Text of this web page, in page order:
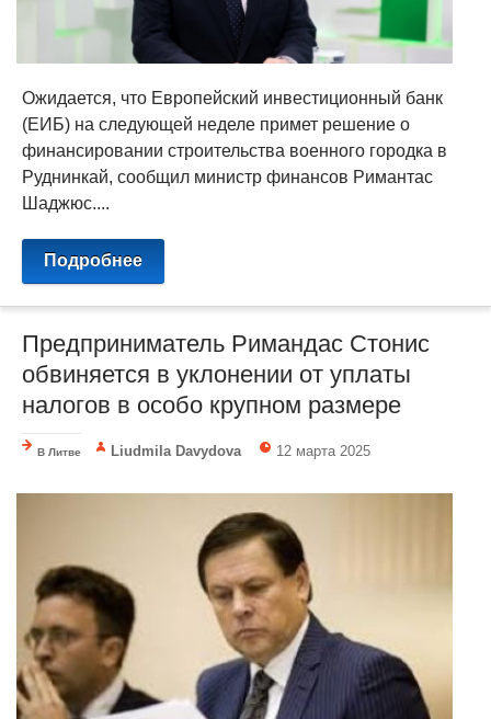
Ожидается, что Европейский инвестиционный банк
(ЕИБ) на следующей неделе примет решение о
финансировании строительства военного городка в
Руднинкай, сообщил министр финансов Римантас
Шаджюс....
Подробнее
Предприниматель Римандас Стонис
обвиняется в уклонении от уплаты
налогов в особо крупном размере
В Литве Liudmila Davydova 12 марта 2025